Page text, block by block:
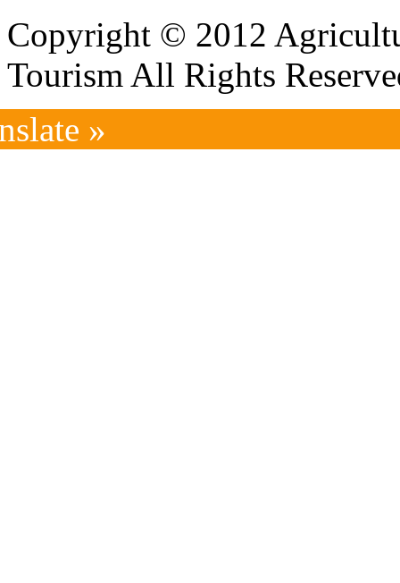
Copyright © 2012
Tourism All Rights
»